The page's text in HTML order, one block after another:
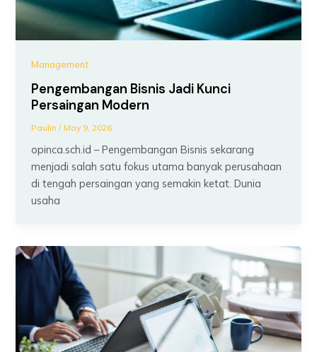
Management
Pengembangan Bisnis Jadi Kunci
Persaingan Modern
Paulin/May 9, 2026
opinca.sch.id – Pengembangan Bisnis sekarang
menjadi salah satu fokus utama banyak perusahaan
di tengah persaingan yang semakin ketat. Dunia
usaha